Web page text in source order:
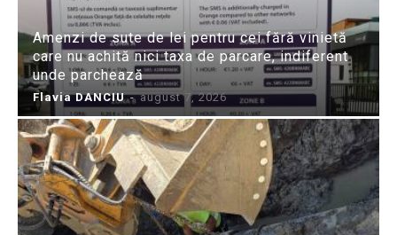
Amenzi de sute de lei pentru cei fără vinietă
care nu achită nici taxa de parcare, indiferent
unde parchează
Flavia DANCIU - august 7, 2026